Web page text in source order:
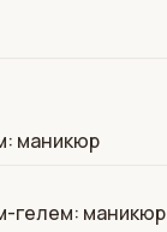
маникюр
гелем: маникюр